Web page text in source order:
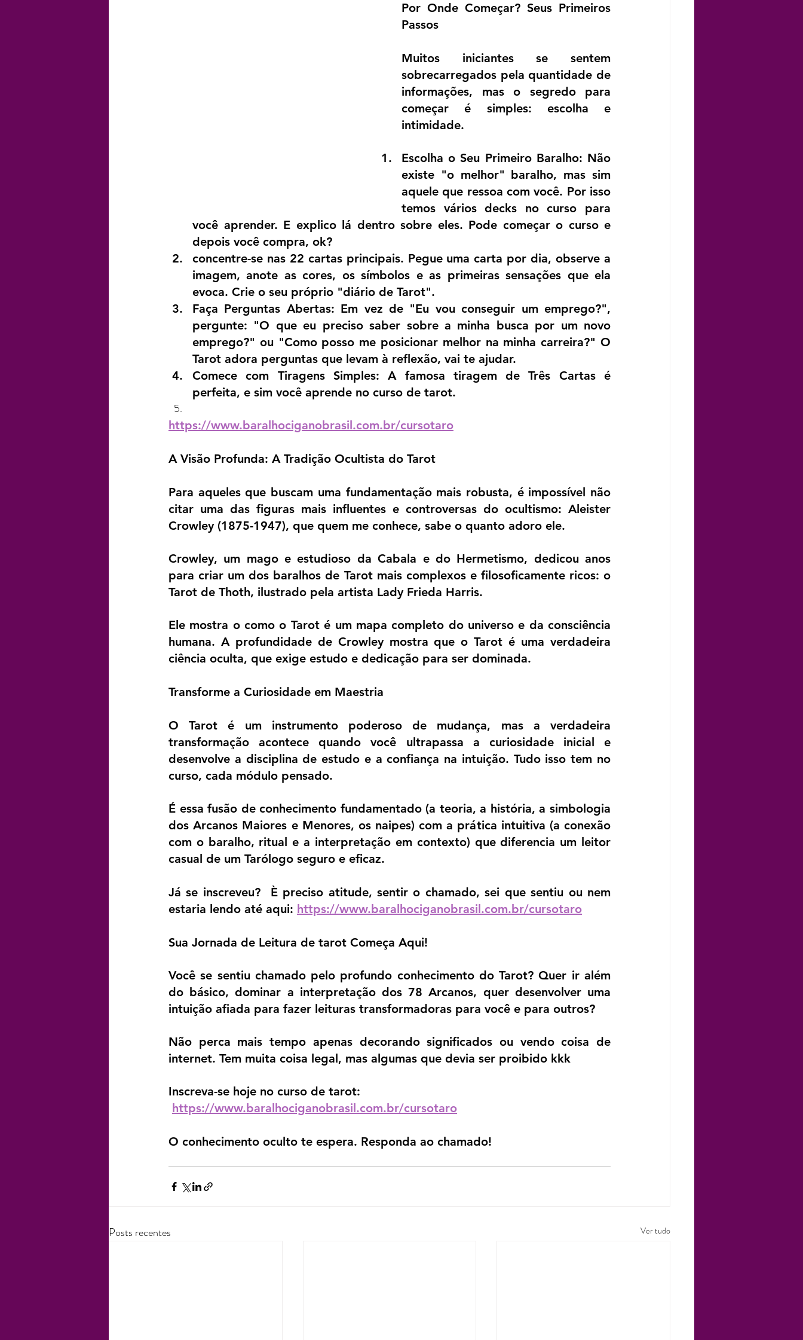
Por Onde Começar? Seus Primeiros
Passos
Muitos iniciantes se sentem
sobrecarregados pela quantidade de
informações, mas o segredo para
começar é simples: escolha e
intimidade.
Escolha o Seu Primeiro Baralho: Não
existe "o melhor" baralho, mas sim
aquele que ressoa com você. Por isso
temos vários decks no curso para
você aprender. E explico lá dentro sobre eles. Pode começar o curso e
depois você compra, ok?
concentre-se nas 22 cartas principais. Pegue uma carta por dia, observe a
imagem, anote as cores, os símbolos e as primeiras sensações que ela
evoca. Crie o seu próprio "diário de Tarot".
Faça Perguntas Abertas: Em vez de "Eu vou conseguir um emprego?",
pergunte: "O que eu preciso saber sobre a minha busca por um novo
emprego?" ou "Como posso me posicionar melhor na minha carreira?" O
Tarot adora perguntas que levam à reflexão, vai te ajudar.
Comece com Tiragens Simples: A famosa tiragem de Três Cartas é
perfeita, e sim você aprende no curso de tarot.
https://www.baralhociganobrasil.com.br/cursotaro
A Visão Profunda: A Tradição Ocultista do Tarot
Para aqueles que buscam uma fundamentação mais robusta, é impossível não
citar uma das figuras mais influentes e controversas do ocultismo: Aleister
Crowley (1875-1947), que quem me conhece, sabe o quanto adoro ele.
Crowley, um mago e estudioso da Cabala e do Hermetismo, dedicou anos
para criar um dos baralhos de Tarot mais complexos e filosoficamente ricos: o
Tarot de Thoth, ilustrado pela artista Lady Frieda Harris.
Ele mostra o como o Tarot é um mapa completo do universo e da consciência
humana. A profundidade de Crowley mostra que o Tarot é uma verdadeira
ciência oculta, que exige estudo e dedicação para ser dominada.
Transforme a Curiosidade em Maestria
O Tarot é um instrumento poderoso de mudança, mas a verdadeira
transformação acontece quando você ultrapassa a curiosidade inicial e
desenvolve a disciplina de estudo e a confiança na intuição. Tudo isso tem no
curso, cada módulo pensado.
É essa fusão de conhecimento fundamentado (a teoria, a história, a simbologia
dos Arcanos Maiores e Menores, os naipes) com a prática intuitiva (a conexão
com o baralho, ritual e a interpretação em contexto) que diferencia um leitor
casual de um Tarólogo seguro e eficaz.
Já se inscreveu?  È preciso atitude, sentir o chamado, sei que sentiu ou nem
estaria lendo até aqui: https://www.baralhociganobrasil.com.br/cursotaro
Sua Jornada de Leitura de tarot Começa Aqui!
Você se sentiu chamado pelo profundo conhecimento do Tarot? Quer ir além
do básico, dominar a interpretação dos 78 Arcanos, quer desenvolver uma
intuição afiada para fazer leituras transformadoras para você e para outros?
Não perca mais tempo apenas decorando significados ou vendo coisa de
internet. Tem muita coisa legal, mas algumas que devia ser proibido kkk
Inscreva-se hoje no curso de tarot:
https://www.baralhociganobrasil.com.br/cursotaro
O conhecimento oculto te espera. Responda ao chamado!
Posts recentes Ver tudo